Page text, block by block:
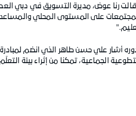
رنا عوض، مديرة التسويق في دبي
على المستوى المحلي
أشار علي حسن طاهر الذي انضم
الجماعية، تمكنا من إثراء بيئة